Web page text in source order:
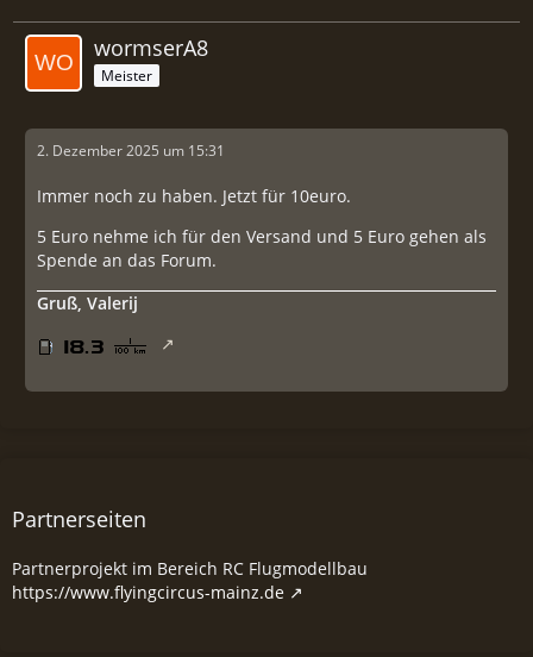
wormserA8
Meister
2. Dezember 2025 um 15:31
Immer noch zu haben. Jetzt für 10euro.
5 Euro nehme ich für den Versand und 5 Euro gehen als
Spende an das Forum.
Gruß, Valerij
Partnerseiten
Partnerprojekt im Bereich RC Flugmodellbau
https://www.flyingcircus-mainz.de